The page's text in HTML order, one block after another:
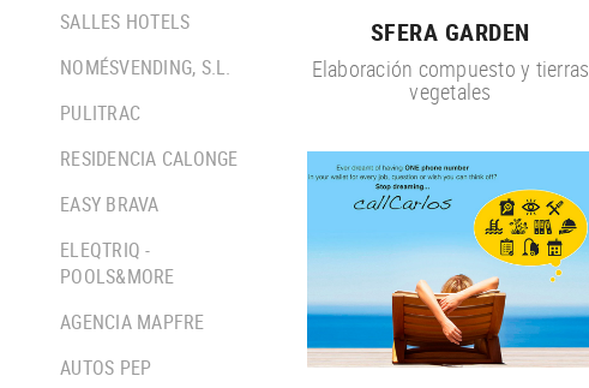
SALLES HOTELS
NOMÉSVENDING, S.L.
PULITRAC
RESIDENCIA CALONGE
EASY BRAVA
ELEQTRIQ -
POOLS&MORE
AGENCIA MAPFRE
AUTOS PEP
SFERA GARDEN
Elaboración compuesto y tierras
vegetales